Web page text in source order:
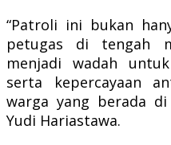
“Patroli ini bukan
petugas di tengah
menjadi wadah
serta kepercayaan
warga yang berada
Yudi Hariastawa.